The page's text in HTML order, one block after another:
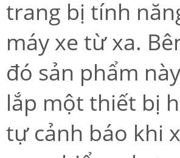
trang bị tính
máy xe từ xa.
đó sản phẩm
lắp một thiết bị
tự cảnh báo khi